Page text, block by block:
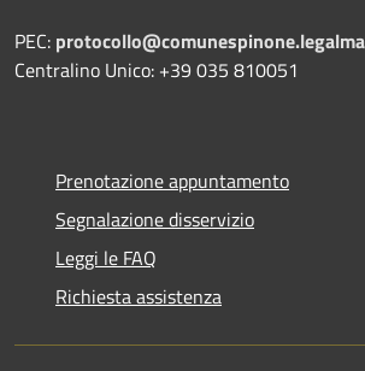
PEC:
Centralino Unico: +39 035 810051
Prenotazione appuntamento
Segnalazione disservizio
Leggi le FAQ
Richiesta assistenza